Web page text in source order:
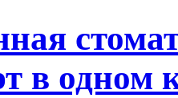
в одном